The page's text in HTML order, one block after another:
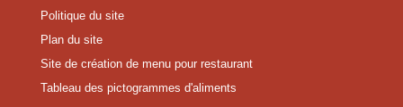
Politique du site
Plan du site
Site de création de menu pour restaurant
Tableau des pictogrammes d'aliments